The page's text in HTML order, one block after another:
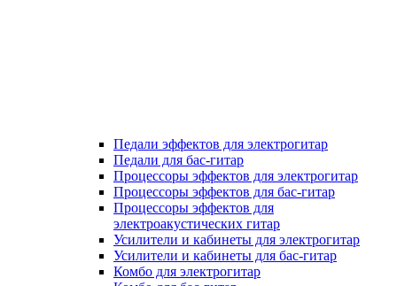
Педали эффектов для электрогитар
Педали для бас-гитар
Процессоры эффектов для электрогитар
Процессоры эффектов для бас-гитар
Процессоры эффектов для
электроакустических гитар
Усилители и кабинеты для электрогитар
Усилители и кабинеты для бас-гитар
Комбо для электрогитар